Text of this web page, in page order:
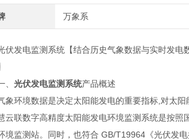
万象系
伏发电监测系统【结合历史气象数据与实时发
光伏发电监测系统产品概述
环境数据是决定太阳能发电的重要指标,对太阳
云联数字高精度太阳能发电环境监测系统是按
境监测站。同时，也符合 GB/T19964《光伏发